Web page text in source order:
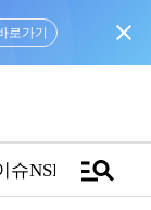
로가기 close
슈NSPTVmanage_search